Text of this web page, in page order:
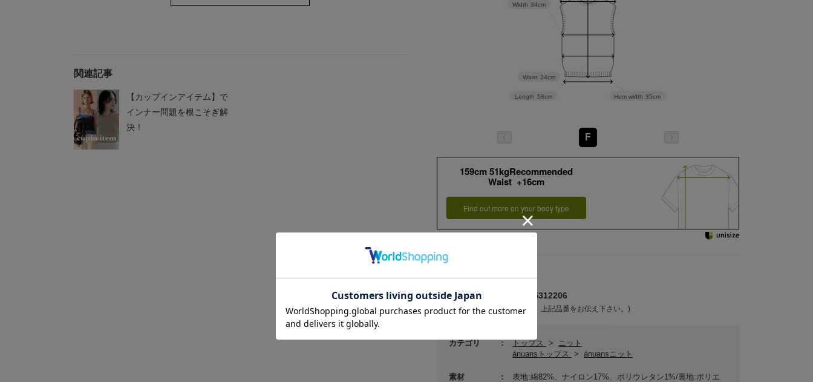
Hem width 35cm
Length 58cm
Waist 34cm
Width 34cm
F
159cm 51kgRecommended
Waist +16cm
Find out more on your body type
メーカー品番 ： 1525312206
(店舗でお問い合わせの際には、上記品番をお伝え下さい。)
カテゴリ トップス >
ニット
ánuansトップス
> ánuansニット
素材
表地:綿82%、ナイロン17%、ポリウレタン1%/裏地:ポリエ
関連記事
【カップインアイテム】で
インナー問題を根こそぎ解
決！